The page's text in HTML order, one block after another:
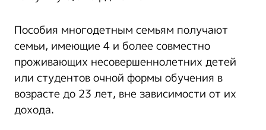
Пособия многодетным семьям получают
семьи, имеющие 4 и более совместно
проживающих несовершеннолетних детей
или студентов очной формы обучения в
возрасте до 23 лет, вне зависимости от их
дохода.